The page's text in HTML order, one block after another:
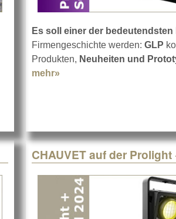
Es soll einer der
Firmengeschichte werden: GLP
Produkten, Neuheiten und
mehr»
CHAUVET auf der Prolight